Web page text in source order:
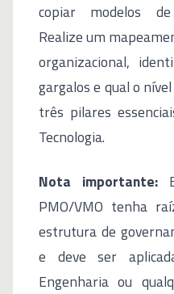
copiar modelos
Realize um
organizacional,
gargalos e qual o
três pilares
Tecnologia.
Nota importante:
PMO/VMO tenha
estrutura de
e deve ser
Engenharia ou